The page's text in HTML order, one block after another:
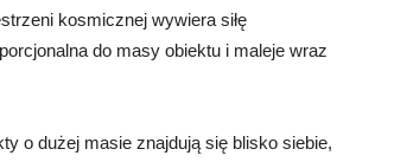
kosmicznej wywiera siłę
do masy obiektu i maleje wraz
o dużej masie znajdują się blisko siebie,